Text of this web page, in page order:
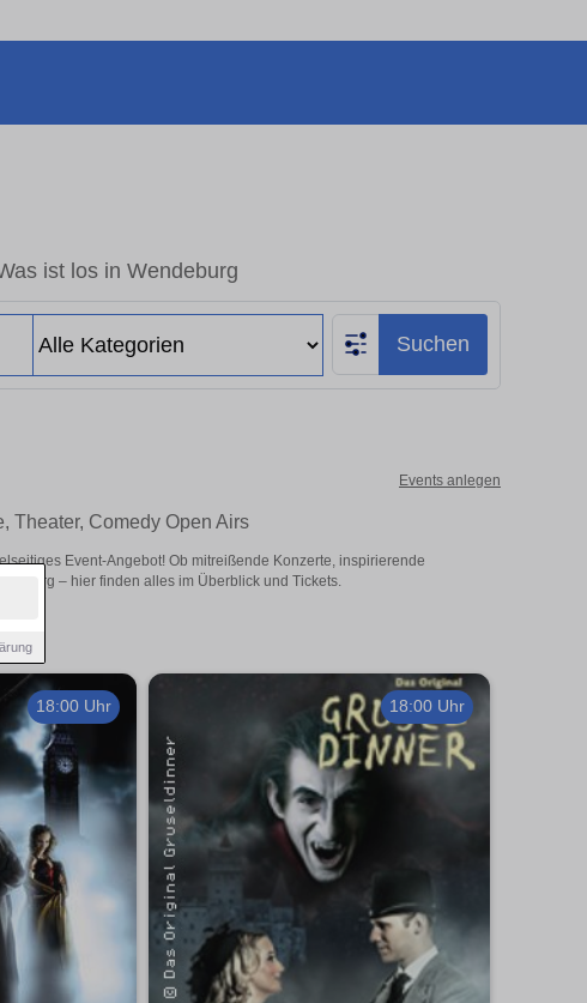
ist los in Wendeburg
Suchen
Events anlegen
Theater, Comedy Open Airs
Event-Angebot! Ob mitreißende Konzerte, inspirierende
– hier finden alles im Überblick und Tickets.
18:00 Uhr 18:00 Uhr